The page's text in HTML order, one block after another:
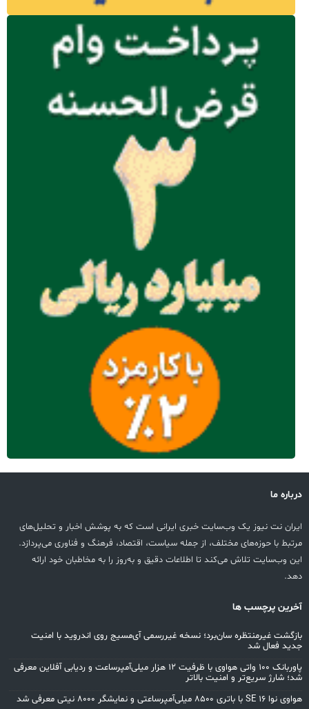
درباره ما
ایران نت نیوز یک وب‌سایت خبری ایرانی است که به پوشش اخبار و تحلیل‌های
مرتبط با حوزه‌های مختلف، از جمله سیاست، اقتصاد، فرهنگ و فناوری می‌پردازد.
این وب‌سایت تلاش می‌کند تا اطلاعات دقیق و به‌روز را به مخاطبان خود ارائه
دهد.
آخرین پرچسب ها
بازگشت غیرمنتظره سان‌برد؛ نسخه غیررسمی آی‌مسیج روی اندروید با امنیت
جدید فعال شد
پاوربانک ۱۰۰ واتی هواوی با ظرفیت ۱۲ هزار میلی‌آمپرساعت و ردیابی آفلاین معرفی
شد؛ شارژ سریع‌تر و امنیت بالاتر
هواوی نوا 16 SE با باتری ۸۵۰۰ میلی‌آمپرساعتی و نمایشگر ۸۰۰۰ نیتی معرفی شد